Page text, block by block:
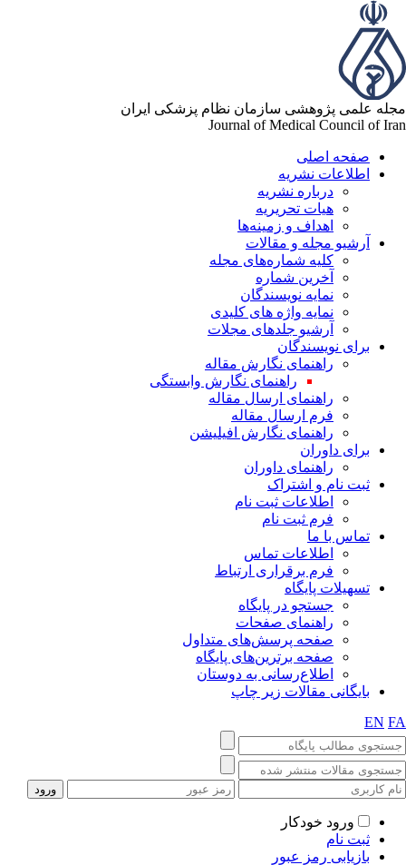
علمی پژوهشی سازمان نظام پزشکی ایران
Journal of Medical Council of
صفحه اصلی
اطلاعات نشریه
درباره نشریه
هیات تحریریه
اهداف و زمینه‌ها
آرشیو مجله و مقالات
کلیه شماره‌های مجله
آخرین شماره
نمایه نویسندگان
نمایه واژه های کلیدی
آرشیو جلدهای مجلات
برای نویسندگان
راهنمای نگارش مقاله
راهنمای نگارش وابستگی
راهنمای ارسال مقاله
فرم ارسال مقاله
راهنمای نگارش افیلیشن
برای داوران
راهنمای داوران
ثبت نام و اشتراک
اطلاعات ثبت نام
فرم ثبت نام
تماس با ما
اطلاعات تماس
فرم برقراری ارتباط
تسهیلات پایگاه
جستجو در پایگاه
راهنمای صفحات
صفحه پرسش‌های متداول
صفحه برترین‌های پایگاه
اطلاع‌رسانی به دوستان
بایگانی مقالات زیر چاپ
EN
ورود خودکار
ثبت نام
بازیابی رمز عبور